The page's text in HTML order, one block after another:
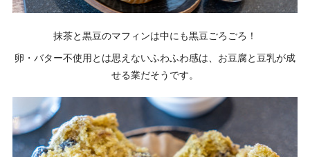
抹茶と黒豆のマフィンは中にも黒豆ごろごろ！
卵・バター不使用とは思えないふわふわ感は、お豆腐と豆乳が成
せる業だそうです。